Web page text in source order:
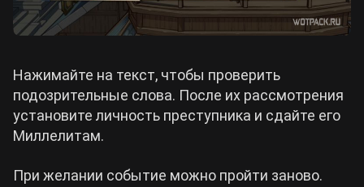
Нажимайте на текст, чтобы проверить
подозрительные слова. После их рассмотрения
установите личность преступника и сдайте его
Миллелитам.
При желании событие можно пройти заново.